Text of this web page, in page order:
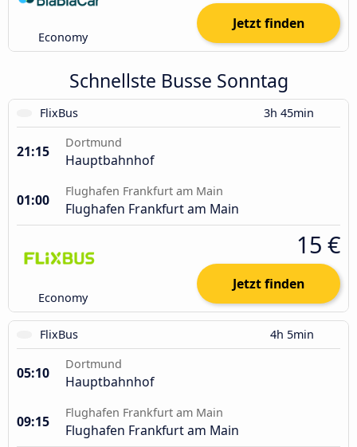
Economy
Jetzt finden
Schnellste Busse Sonntag
FlixBus 3h 45min
21:15
Dortmund
Hauptbahnhof
01:00
Flughafen Frankfurt am Main
Flughafen Frankfurt am Main
Economy
15 €
Jetzt finden
FlixBus 4h 5min
05:10
Dortmund
Hauptbahnhof
09:15
Flughafen Frankfurt am Main
Flughafen Frankfurt am Main